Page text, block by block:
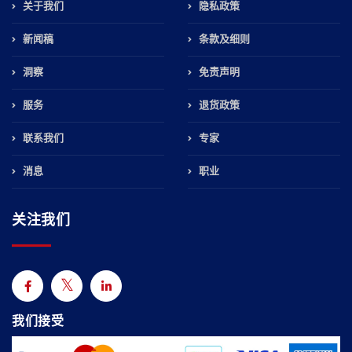
关于我们
新闻稿
洞察
服务
联系我们
消息
隐私政策
条款及细则
免责声明
退货政策
专家
职业
关注我们
我们接受